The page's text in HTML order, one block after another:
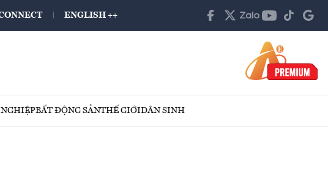
ENGLISH ++
BẤT ĐỘNG SẢNTHẾ GIỚIDÂN SINH